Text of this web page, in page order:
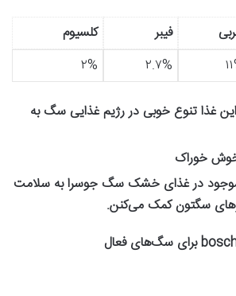
فیبر
کلسیوم
۲.۷% ۲%
غذا تنوع خوبی در رژیم غذایی سگ به
خوراک
در غذای خشک سگ جوسرا به سلامت
سگتون کمک می‌کنن.
برای سگ‌‌های فعال